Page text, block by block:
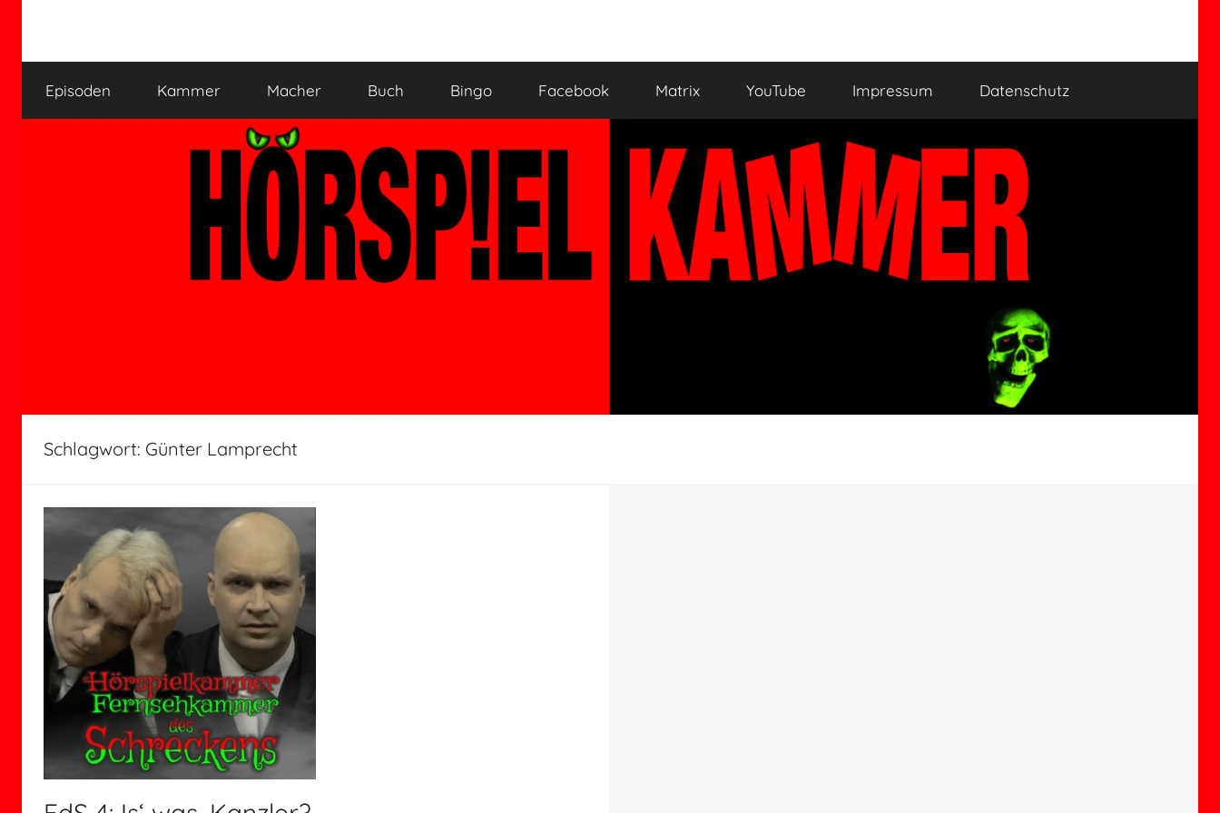
springen
HÖRSPIELKAMMER
verjährt
nicht!
Episoden Kammer Macher Buch Bingo Facebook Matrix YouTube Impressum Datenschutz
Schlagwort: Günter Lamprecht